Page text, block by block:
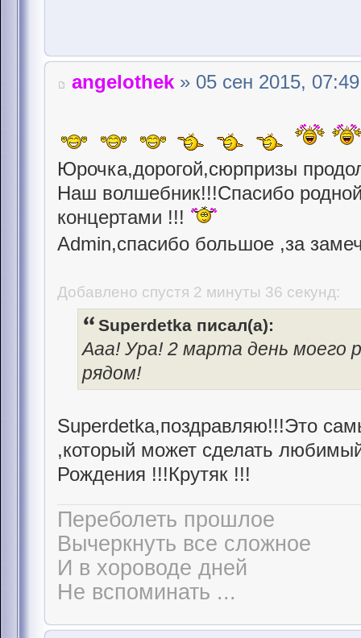
angelothek » 05 сен 2015, 07:49
Юрочка,дорогой,сюрпризы
Наш волшебник!!!Спасибо
концертами !!!
Admin,спасибо большое ,за
Добавлено спустя 2 минуты 36 секунд:
Superdetka писал(а):
Ааа! Ура! 2 марта день моего
рядом!
Superdetka,поздравляю!!!Это
,который может сделать
Рождения !!!Крутяк !!!
Переболеть прошлое
Вычеркнуть все сложное
И в хороводе дней
Не вспоминать ...